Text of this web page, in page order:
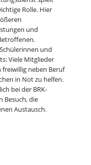
Rolle. Hier
und
und
Viele Mitglieder
freiwillig neben Beruf
in Not zu helfen.
bei der BRK-
Besuch, die
Austausch.